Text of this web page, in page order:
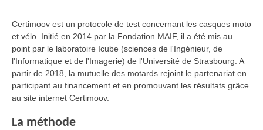
Certimoov est un protocole de test concernant les casques moto
et vélo. Initié en 2014 par la Fondation MAIF, il a été mis au
point par le laboratoire Icube (sciences de l'Ingénieur, de
l'Informatique et de l'Imagerie) de l'Université de Strasbourg. A
partir de 2018, la mutuelle des motards rejoint le partenariat en
participant au financement et en promouvant les résultats grâce
au site internet Certimoov.
La méthode